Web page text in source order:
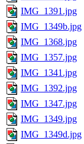
IMG_1391.jpg
IMG_1349b.jpg
IMG_1368.jpg
IMG_1357.jpg
IMG_1341.jpg
IMG_1392.jpg
IMG_1347.jpg
IMG_1349.jpg
IMG_1349d.jpg